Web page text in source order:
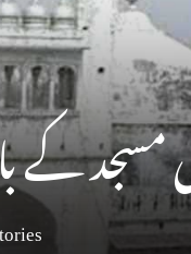
مسجد